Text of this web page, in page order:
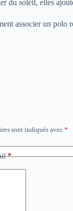
du soleil, elles
associer un
sont indiqués avec *
*